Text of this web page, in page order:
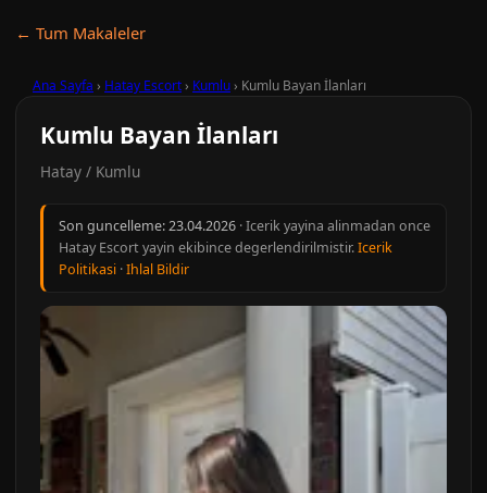
← Tum Makaleler
Ana Sayfa › Hatay Escort› Kumlu› Kumlu Bayan İlanları
Kumlu Bayan İlanları
Hatay / Kumlu
Son guncelleme:23.04.2026 · Icerik yayina alinmadan once
Hatay Escort yayin ekibince degerlendirilmistir.Icerik
Politikasi ·Ihlal Bildir